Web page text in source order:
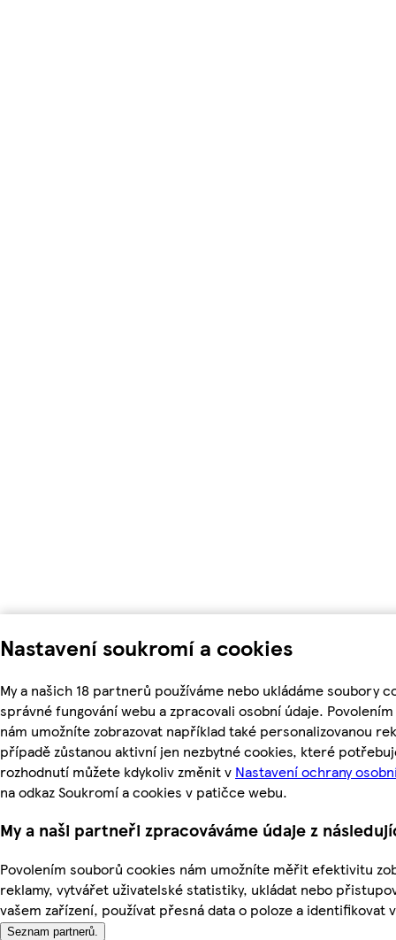
Nastavení soukromí a cookies
My a našich 18 partnerů používáme nebo ukládáme soubory
správné fungování webu a zpracovali osobní údaje.
nám umožníte zobrazovat například také personalizovanou
případě zůstanou aktivní jen nezbytné cookies, které
rozhodnutí můžete kdykoliv změnit v Nastavení ochrany
na odkaz Soukromí a cookies v patičce webu.
My a naši partneři zpracováváme údaje z
Povolením souborů cookies nám umožníte měřit efektivitu
reklamy, vytvářet uživatelské statistiky, ukládat nebo
vašem zařízení, používat přesná data o poloze a identifikovat
Seznam partnerů.